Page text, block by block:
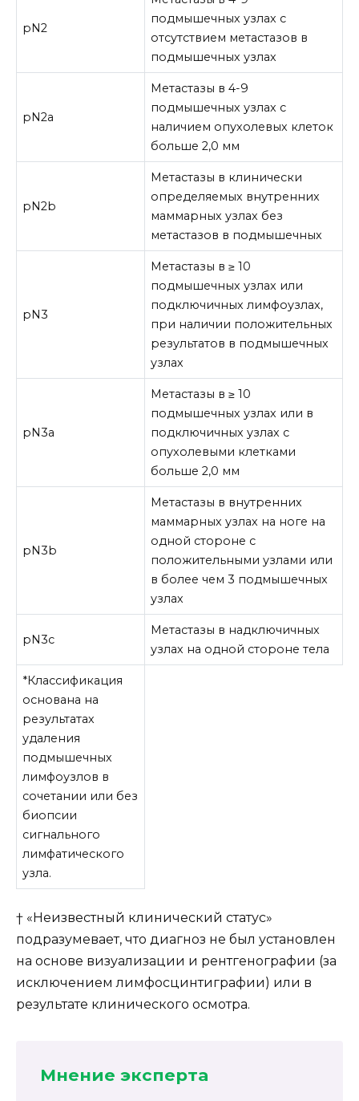
pN2
подмышечных узлах с
отсутствием метастазов в
подмышечных узлах
pN2a
Метастазы в 4-9
подмышечных узлах с
наличием опухолевых клеток
больше 2,0 мм
pN2b
Метастазы в клинически
определяемых внутренних
маммарных узлах без
метастазов в подмышечных
pN3
Метастазы в ≥ 10
подмышечных узлах или
подключичных лимфоузлах,
при наличии положительных
результатов в подмышечных
узлах
pN3a
Метастазы в ≥ 10
подмышечных узлах или в
подключичных узлах с
опухолевыми клетками
больше 2,0 мм
pN3b
Метастазы в внутренних
маммарных узлах на ноге на
одной стороне с
положительными узлами или
в более чем 3 подмышечных
узлах
pN3c
Метастазы в надключичных
узлах на одной стороне тела
*Классификация
основана на
результатах
удаления
подмышечных
лимфоузлов в
сочетании или без
биопсии
сигнального
лимфатического
узла.
† «Неизвестный клинический статус»
подразумевает, что диагноз не был установлен
на основе визуализации и рентгенографии (за
исключением лимфосцинтиграфии) или в
результате клинического осмотра.
Мнение эксперта